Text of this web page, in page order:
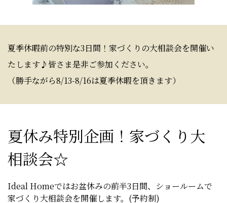
夏季休暇前の特別な3日間！家づくりの大相談会を開催い
たします♪皆さま是非ご参加ください。
（勝手ながら8/13-8/16は夏季休暇を頂きます）
夏休み特別企画！家づくり大
相談会☆
Ideal Homeではお盆休みの前半3日間、ショールームで
家づくり大相談会を開催します。(予約制)